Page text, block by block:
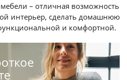
– отличная возможность
интерьер, сделать домашнюю
и комфортной.